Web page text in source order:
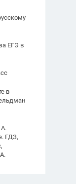
ЕГЭ в
в
ГДЗ,